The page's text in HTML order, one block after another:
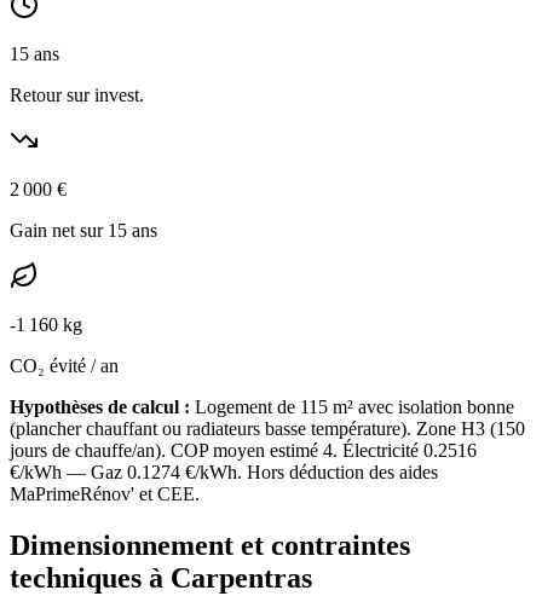
15 ans
Retour sur invest.
2 000 €
Gain net sur 15 ans
-1 160 kg
CO₂ évité / an
Hypothèses de calcul : Logement de 115 m² avec isolation bonne
(plancher chauffant ou radiateurs basse température). Zone H3 (150
jours de chauffe/an). COP moyen estimé 4. Électricité 0.2516
€/kWh — Gaz 0.1274 €/kWh. Hors déduction des aides
MaPrimeRénov' et CEE.
Dimensionnement et contraintes
techniques à Carpentras